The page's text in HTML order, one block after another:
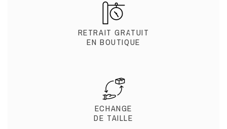
RETRAIT GRATUIT
EN BOUTIQUE
ECHANGE
DE TAILLE